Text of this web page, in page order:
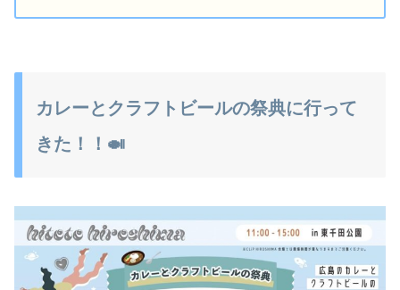
カレーとクラフトビールの祭典に行って
きた！！🍛